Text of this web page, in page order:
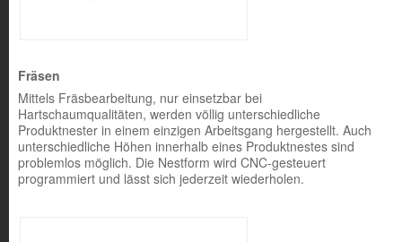
Fräsen
Mittels Fräsbearbeitung, nur einsetzbar bei
Hartschaumqualitäten, werden völlig unterschiedliche
Produktnester in einem einzigen Arbeitsgang hergestellt. Auch
unterschiedliche Höhen innerhalb eines Produktnestes sind
problemlos möglich. Die Nestform wird CNC-gesteuert
programmiert und lässt sich jederzeit wiederholen.